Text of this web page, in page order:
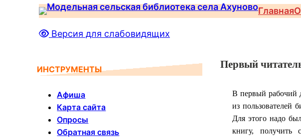
Перейти
содержимому
Главная
Версия для слабовидящих
ИНСТРУМЕНТЫ
Афиша
Карта сайта
Опросы
Обратная связь
Первый
В первый рабочий
из пользователей
Для этого надо
книгу, получить